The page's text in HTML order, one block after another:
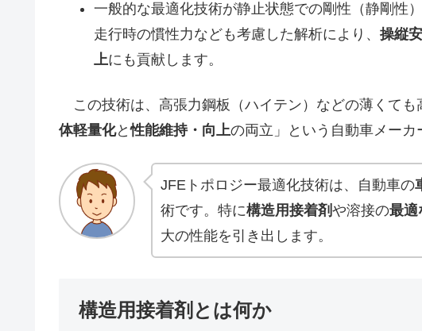
一般的な最適化技術が静止状態での剛性（静剛性
走行時の慣性力なども考慮した解析により、 操縦
上にも貢献します。
この技術は、高張力鋼板（ハイテン）などの薄くても
体軽量化と性能維持・向上の両立」という自動車メーカ
JFEトポロジー最適化技術は、自動車の
術です。特に構造用接着剤や溶接の最適
大の性能を引き出します。
構造用接着剤とは何か